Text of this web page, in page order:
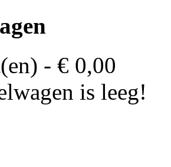
- € 0,00
is leeg!